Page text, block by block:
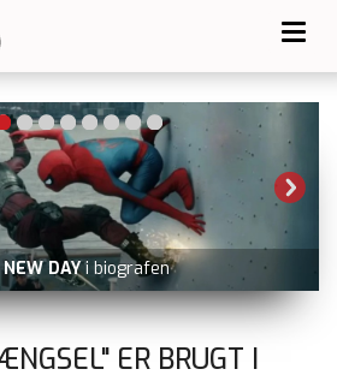
DAY i biografen
ER BRUGT I